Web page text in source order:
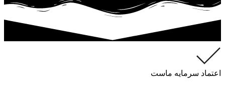
اعتماد سرمایه ماست